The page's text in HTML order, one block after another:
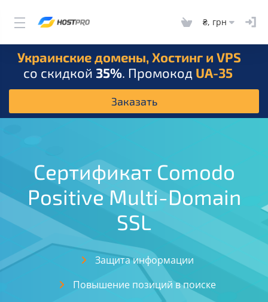
₴, грн
Украинские домены, Хостинг и VPS
со скидкой 35%. Промокод UA-35
Заказать
Сертификат Comodo
Positive Multi-Domain
SSL
Защита информации
Повышение позиций в поиске